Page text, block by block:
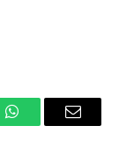
WhatsAppEmail